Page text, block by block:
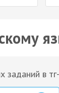
заданий в